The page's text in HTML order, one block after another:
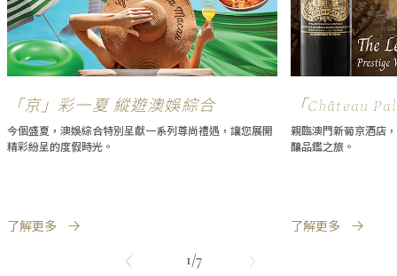
「京」彩一夏 縱遊澳娛綜合
今個盛夏，澳娛綜合特別呈獻一系列尊尚禮遇，讓您展開
精彩紛呈的度假時光。
了解更多
「Château
鑑饗宴
親臨澳門新葡京酒店
釀品鑑之旅。
了解更多
1/7